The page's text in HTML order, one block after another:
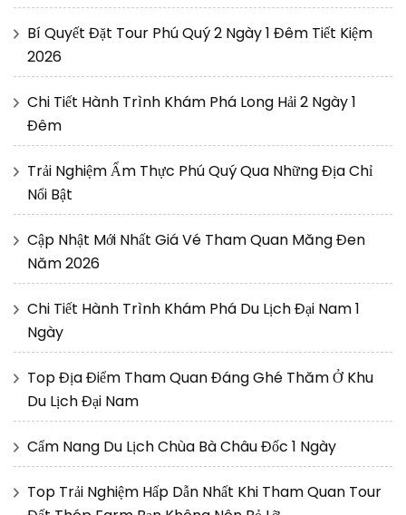
Bí Quyết Đặt Tour Phú Quý 2 Ngày 1 Đêm Tiết Kiệm
2026
Chi Tiết Hành Trình Khám Phá Long Hải 2 Ngày 1
Đêm
Trải Nghiệm Ẩm Thực Phú Quý Qua Những Địa Chỉ
Nổi Bật
Cập Nhật Mới Nhất Giá Vé Tham Quan Măng Đen
Năm 2026
Chi Tiết Hành Trình Khám Phá Du Lịch Đại Nam 1
Ngày
Top Địa Điểm Tham Quan Đáng Ghé Thăm Ở Khu
Du Lịch Đại Nam
Cẩm Nang Du Lịch Chùa Bà Châu Đốc 1 Ngày
Top Trải Nghiệm Hấp Dẫn Nhất Khi Tham Quan Tour